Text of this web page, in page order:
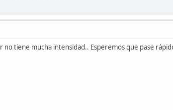
tiene mucha intensidad.. Esperemos que pase